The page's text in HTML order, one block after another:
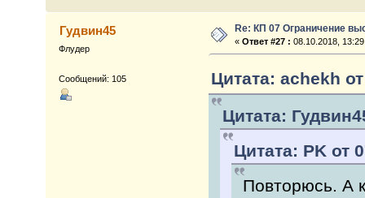
Гудвин45
Флудер
Сообщений: 105
Re: КП 07 Ограничение
«Ответ #27 : 08.10.2018,
Цитата: achekh
Цитата:
Цитата: PK от
Повторюсь. А